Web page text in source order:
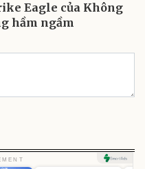
Eagle của Không
hầm ngầm